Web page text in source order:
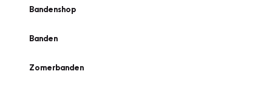
Bandenshop
Banden
Zomerbanden